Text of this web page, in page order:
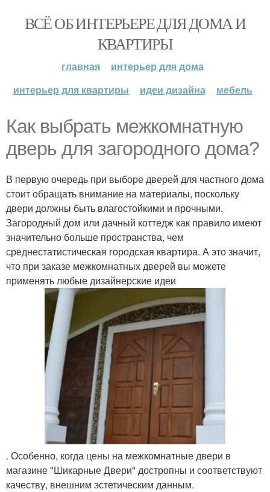
ВСЁ ОБ ИНТЕРЬЕРЕ ДЛЯ ДОМА И
КВАРТИРЫ
главная
интерьер для дома
интерьер для квартиры
идеи дизайна мебель
Как выбрать межкомнатную
дверь для загородного дома?
В первую очередь при выборе дверей для частного дома
стоит обращать внимание на материалы, поскольку
двери должны быть влагостойкими и прочными.
Загородный дом или дачный коттедж как правило имеют
значительно больше пространства, чем
среднестатистическая городская квартира. А это значит,
что при заказе межкомнатных дверей вы можете
применять любые дизайнерские идеи
. Особенно, когда цены на межкомнатные двери в
магазине "Шикарные Двери" достропны и соответствуют
качеству, внешним эстетическим данным.